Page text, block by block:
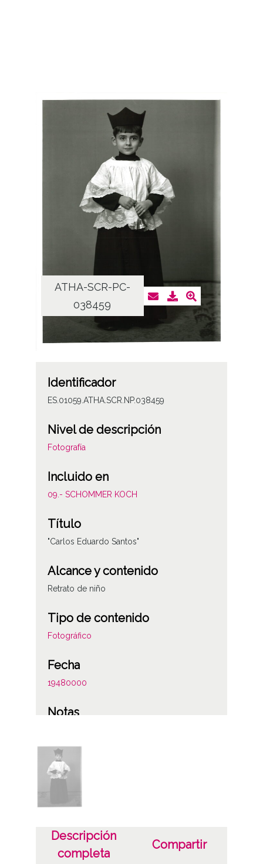
ATHA-SCR-PC-
038459
Identificador
ES.01059.ATHA.SCR.NP.038459
Nivel de descripción
Fotografía
Incluido en
09.- SCHOMMER KOCH
Título
"Carlos Eduardo Santos"
Alcance y contenido
Retrato de niño
Tipo de contenido
Fotográfico
Fecha
19480000
Notas
médico de niños. Sacerdote después y
murió muy joven." (Dr. Carlos Santos
Luengo, 10/08/1910 - 19/04/1966)
Licencia de las imágenes
CC BY-NC-SA 4.0
Descripción
completa
Compartir